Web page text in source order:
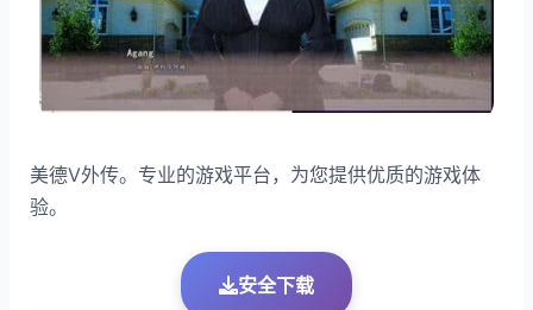
美德V外传。专业的游戏平台，为您提供优质的游戏体
验。
安全下载